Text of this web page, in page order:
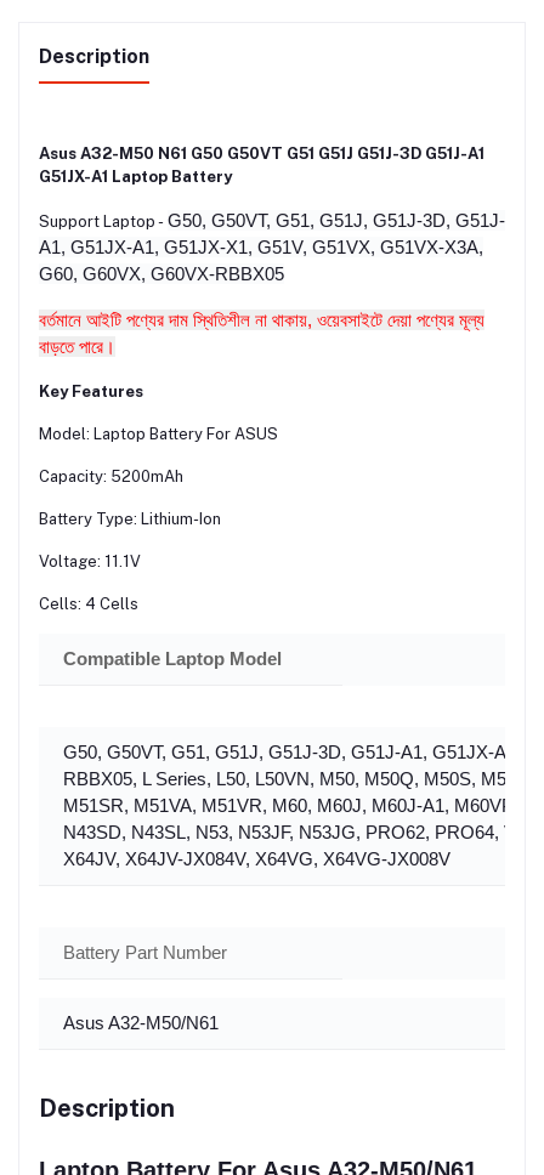
Description
Asus A32-M50 N61 G50 G50VT G51 G51J G51J-3D G51J-A1
G51JX-A1 Laptop Battery
Support Laptop - G50, G50VT, G51, G51J, G51J-3D, G51J-
A1, G51JX-A1, G51JX-X1, G51V, G51VX, G51VX-X3A,
G60, G60VX, G60VX-RBBX05
বর্তমানে আইটি পণ্যের দাম স্থিতিশীল না থাকায়, ওয়েবসাইটে দেয়া পণ্যের মূল্য
বাড়তে পারে।
Key Features
Model: Laptop Battery For ASUS
Capacity: 5200mAh
Battery Type: Lithium-Ion
Voltage: 11.1V
Cells: 4 Cells
Compatible Laptop Model
G50, G50VT, G51, G51J, G51J-3D, G51J-A1, G51JX-A1,
RBBX05, L Series, L50, L50VN, M50, M50Q, M50S,
M51SR, M51VA, M51VR, M60, M60J, M60J-A1, M60VP,
N43SD, N43SL, N53, N53JF, N53JG, PRO62, PRO64,
X64JV, X64JV-JX084V, X64VG, X64VG-JX008V
Battery Part Number
Asus A32-M50/N61
Description